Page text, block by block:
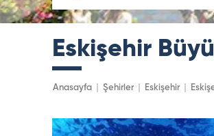
Eskişehir
Anasayfa Şehirler Eskişehir